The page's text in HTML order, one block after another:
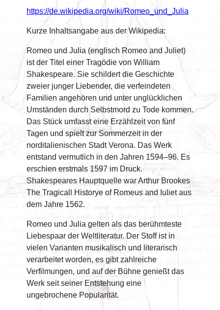
https://de.wikipedia.org/wiki/Romeo_und_Julia
Kurze Inhaltsangabe aus der Wikipedia:
Romeo und Julia (englisch Romeo and Juliet)
ist der Titel einer Tragödie von William
Shakespeare. Sie schildert die Geschichte
zweier junger Liebender, die verfeindeten
Familien angehören und unter unglücklichen
Umständen durch Selbstmord zu Tode kommen.
Das Stück umfasst eine Erzählzeit von fünf
Tagen und spielt zur Sommerzeit in der
norditalienischen Stadt Verona. Das Werk
entstand vermutlich in den Jahren 1594–96. Es
erschien erstmals 1597 im Druck.
Shakespeares Hauptquelle war Arthur Brookes
The Tragicall Historye of Romeus and Iuliet aus
dem Jahre 1562.
Romeo und Julia gelten als das berühmteste
Liebespaar der Weltliteratur. Der Stoff ist in
vielen Varianten musikalisch und literarisch
verarbeitet worden, es gibt zahlreiche
Verfilmungen, und auf der Bühne genießt das
Werk seit seiner Entstehung eine
ungebrochene Popularität.